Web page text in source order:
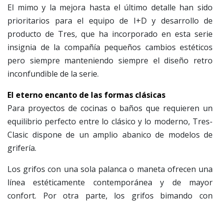
El mimo y la mejora hasta el último detalle han sido
prioritarios para el equipo de I+D y desarrollo de
producto de Tres, que ha incorporado en esta serie
insignia de la compañía pequeños cambios estéticos
pero siempre manteniendo siempre el diseño retro
inconfundible de la serie.
El eterno encanto de las formas clásicas
Para proyectos de cocinas o baños que requieren un
equilibrio perfecto entre lo clásico y lo moderno, Tres-
Clasic dispone de un amplio abanico de modelos de
grifería.
Los grifos con una sola palanca o maneta ofrecen una
línea estéticamente contemporánea y de mayor
confort. Por otra parte, los grifos bimando con